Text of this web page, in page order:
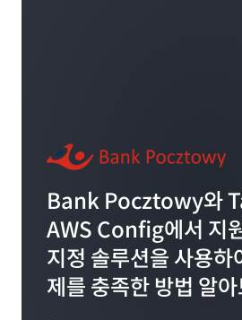
Bank Pocztowy와
AWS Config에서 지
지정 솔루션을 사용하
제를 충족한 방법 알